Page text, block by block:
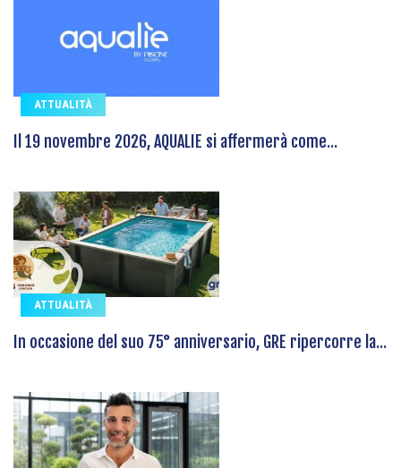
ATTUALITÀ
Il 19 novembre 2026, AQUALIE si affermerà come...
ATTUALITÀ
In occasione del suo 75° anniversario, GRE ripercorre la...